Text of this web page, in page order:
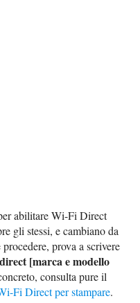
abilitare Wi-Fi Direct
gli stessi, e cambiano da
prova a scrivere
[marca e modello
consulta pure il
Fi Direct per stampare.